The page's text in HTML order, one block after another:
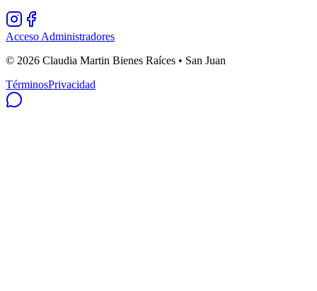
Acceso Administradores
© 2026 Claudia Martin Bienes Raíces • San Juan
TérminosPrivacidad